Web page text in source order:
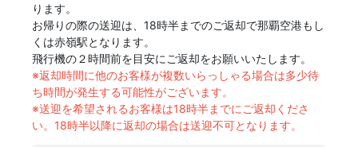
ります。
お帰りの際の送迎は、18時半までのご返却で那覇空港もし
くは赤嶺駅となります。
飛行機の２時間前を目安にご返却をお願いいたします。
※返却時間に他のお客様が複数いらっしゃる場合は多少待
ち時間が発生する可能性がございます。
※送迎を希望されるお客様は18時半までにご返却くださ
い。18時半以降に返却の場合は送迎不可となります。